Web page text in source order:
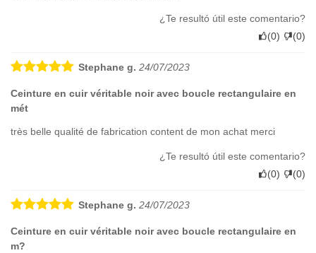
¿Te resultó útil este comentario?
(0) (0)
Stephane g. 24/07/2023
Ceinture en cuir véritable noir avec boucle rectangulaire en
mét
très belle qualité de fabrication content de mon achat merci
¿Te resultó útil este comentario?
(0) (0)
Stephane g. 24/07/2023
Ceinture en cuir véritable noir avec boucle rectangulaire en
m?